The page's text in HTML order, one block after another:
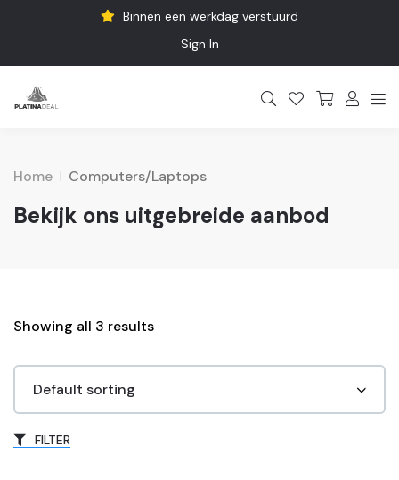
Binnen een werkdag verstuurd
Sign In
Home Computers/Laptops
Bekijk ons uitgebreide aanbod
Showing all 3 results
FILTER